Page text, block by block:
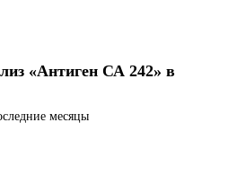
«Антиген СА 242» в
месяцы